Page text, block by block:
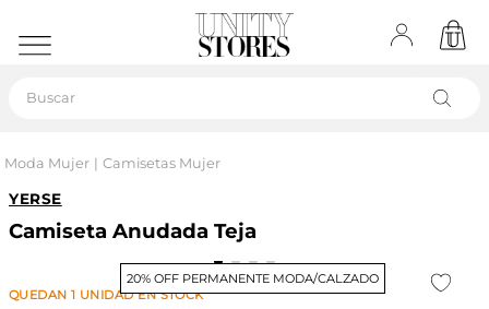
Moda Mujer Camisetas Mujer
YERSE
Camiseta Anudada Teja
20% OFF PERMANENTE MODA/CALZADO
QUEDAN1 UNIDADEN STOCK